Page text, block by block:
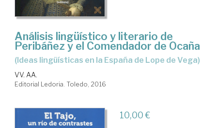
Análisis lingüístico y literario de
Peribáñez y el Comendador de Ocaña
(ideas lingüísticas en la España de Lope de Vega)
VV. AA.
Editorial Ledoria. Toledo, 2016
10,00 €